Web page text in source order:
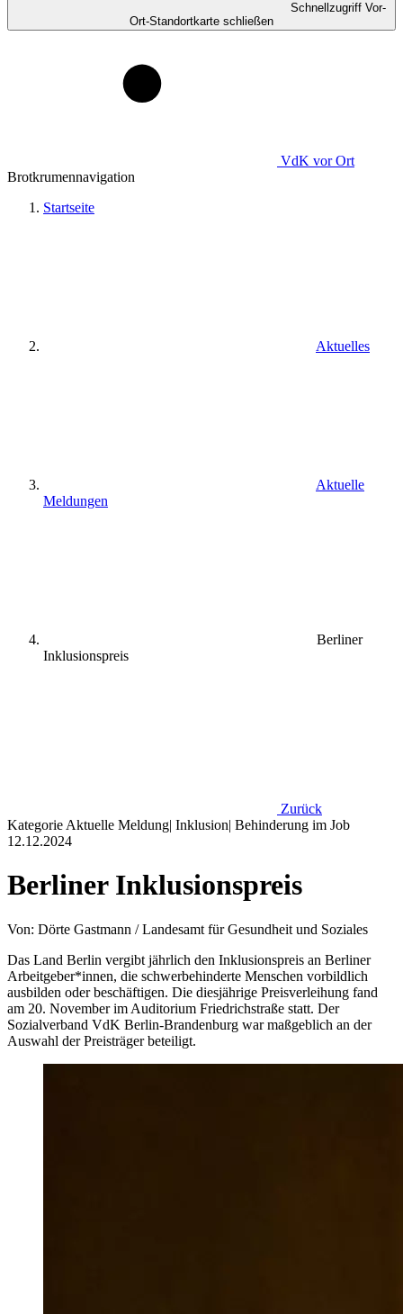
Schnellzugriff Vor-
Ort-Standortkarte schließen
VdK vor Ort
Brotkrumennavigation
Startseite
Aktuelles
Aktuelle
Meldungen
Berliner
Inklusionspreis
Zurück
Kategorie Aktuelle Meldung| Inklusion| Behinderung im Job
12.12.2024
Berliner Inklusionspreis
Von: Dörte Gastmann / Landesamt für Gesundheit und Soziales
Das Land Berlin vergibt jährlich den Inklusionspreis an Berliner
Arbeitgeber*innen, die schwerbehinderte Menschen vorbildlich
ausbilden oder beschäftigen. Die diesjährige Preisverleihung fand
am 20. November im Auditorium Friedrichstraße statt. Der
Sozialverband VdK Berlin-Brandenburg war maßgeblich an der
Auswahl der Preisträger beteiligt.